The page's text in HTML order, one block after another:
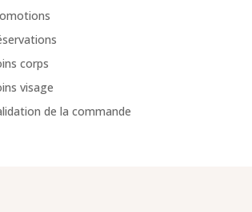
corps
visage
de la commande